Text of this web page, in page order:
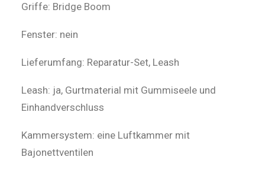
Griffe: Bridge Boom
Fenster: nein
Lieferumfang: Reparatur-Set, Leash
Leash: ja, Gurtmaterial mit Gummiseele und
Einhandverschluss
Kammersystem: eine Luftkammer mit
Bajonettventilen